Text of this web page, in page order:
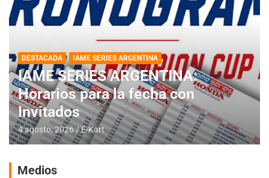
DESTACADA IAME SERIES ARGENTINA
IAME SERIES ARGENTINA:
Horarios para la fecha con
Invitados
4 agosto, 2026 E-Kart
Medios